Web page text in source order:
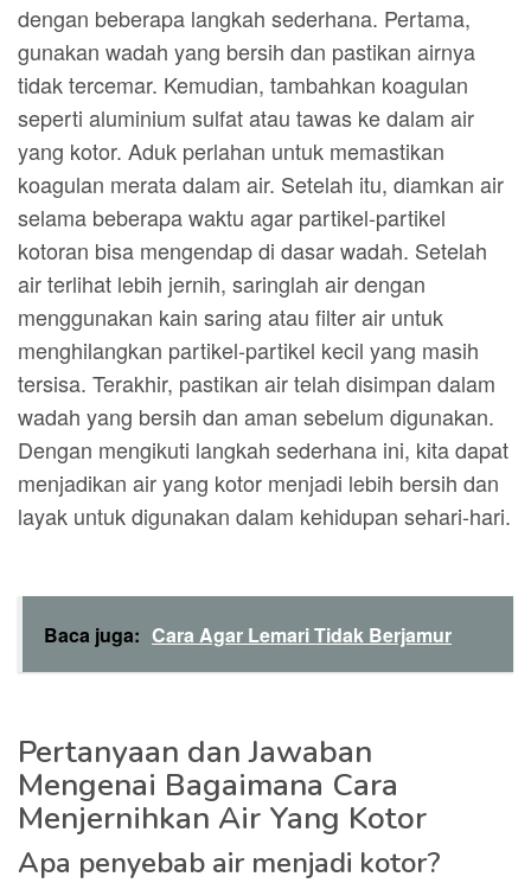
dengan beberapa langkah sederhana. Pertama,
gunakan wadah yang bersih dan pastikan airnya
tidak tercemar. Kemudian, tambahkan koagulan
seperti aluminium sulfat atau tawas ke dalam air
yang kotor. Aduk perlahan untuk memastikan
koagulan merata dalam air. Setelah itu, diamkan air
selama beberapa waktu agar partikel-partikel
kotoran bisa mengendap di dasar wadah. Setelah
air terlihat lebih jernih, saringlah air dengan
menggunakan kain saring atau filter air untuk
menghilangkan partikel-partikel kecil yang masih
tersisa. Terakhir, pastikan air telah disimpan dalam
wadah yang bersih dan aman sebelum digunakan.
Dengan mengikuti langkah sederhana ini, kita dapat
menjadikan air yang kotor menjadi lebih bersih dan
layak untuk digunakan dalam kehidupan sehari-hari.
Baca juga: Cara Agar Lemari Tidak Berjamur
Pertanyaan dan Jawaban
Mengenai Bagaimana Cara
Menjernihkan Air Yang Kotor
Apa penyebab air menjadi kotor?